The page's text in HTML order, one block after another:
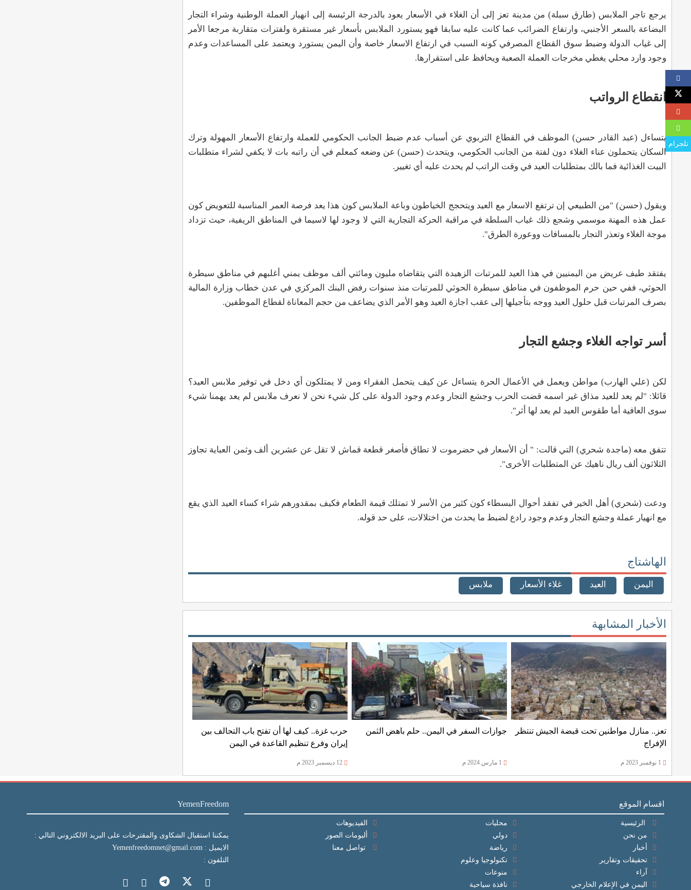
يرجع تاجر الملابس (طارق سبلة) من مدينة تعز إلى أن الغلاء في الأسعار يعود بالدرجة الرئيسة إلى انهيار العملة الوطنية وشراء التجار
البضاعة بالسعر الأجنبي، وارتفاع الضرائب عما كانت عليه سابقا فهو يستورد الملابس بأسعار غير مستقرة ولفترات متقاربة مرجعا الأمر
إلى غياب الدولة وضبط سوق القطاع المصرفي كونه السبب في ارتفاع الاسعار خاصة وأن اليمن يستورد ويعتمد على المساعدات وعدم
وجود وارد محلي يغطي مخرجات العملة الصعبة ويحافظ على استقرارها.
انقطاع الرواتب
يتساءل (عبد القادر حسن) الموظف في القطاع التربوي عن أسباب عدم ضبط الجانب الحكومي للعملة وارتفاع الأسعار المهولة وترك
السكان يتحملون عناء الغلاء دون لفتة من الجانب الحكومي، ويتحدث (حسن) عن وضعه كمعلم في أن راتبه بات لا يكفي لشراء متطلبات
البيت الغذائية فما بالك بمتطلبات العيد في وقت الراتب لم يحدث عليه أي تغيير.
ويقول (حسن) "من الطبيعي إن ترتفع الاسعار مع العيد ويتحجج الخياطون وباعة الملابس كون هذا يعد فرصة العمر المناسبة للتعويض كون
عمل هذه المهنة موسمي وشجع ذلك غياب السلطة في مراقبة الحركة التجارية التي لا وجود لها لاسيما في المناطق الريفية، حيث تزداد
موجة الغلاء وتعذر التجار بالمسافات ووعورة الطرق".
يفتقد طيف عريض من اليمنيين في هذا العيد للمرتبات الزهيدة التي يتقاضاه مليون ومائتي ألف موظف يمني أغلبهم في مناطق سيطرة
الحوثي، ففي حين حرم الموظفون في مناطق سيطرة الحوثي للمرتبات منذ سنوات رفض البنك المركزي في عدن خطاب وزارة المالية
بصرف المرتبات قبل حلول العيد ووجه بتأجيلها إلى عقب اجازة العيد وهو الأمر الذي يضاعف من حجم المعاناة لقطاع الموظفين.
أسر تواجه الغلاء وجشع التجار
لكن (علي الهارب) مواطن ويعمل في الأعمال الحرة يتساءل عن كيف يتحمل الفقراء ومن لا يمتلكون أي دخل في توفير ملابس العيد؟
قائلا: "لم يعد للعيد مذاق غير اسمه قضت الحرب وجشع التجار وعدم وجود الدولة على كل شيء نحن لا نعرف ملابس لم يعد يهمنا شيء
سوى العافية أما طقوس العيد لم يعد لها أثر".
تتفق معه (ماجدة شحري) التي قالت: " أن الأسعار في حضرموت لا تطاق فأصغر قطعة قماش لا تقل عن عشرين ألف وثمن العباية تجاوز
الثلاثون ألف ريال ناهيك عن المتطلبات الأخرى".
ودعت (شحري) أهل الخير في تفقد أحوال البسطاء كون كثير من الأسر لا تمتلك قيمة الطعام فكيف بمقدورهم شراء كساء العيد الذي يقع
مع انهيار عملة وجشع التجار وعدم وجود رادع لضبط ما يحدث من اختلالات، على حد قوله.
الهاشتاج
اليمن العيد غلاء الأسعار ملابس
الأخبار المشابهة
تعز.. منازل مواطنين تحت قبضة الجيش تنتظر
الإفراج
جوازات السفر في اليمن.. حلم باهض الثمن
حرب غزة.. كيف لها أن تفتح باب التحالف بين
إيران وفرع تنظيم القاعدة في اليمن
12 ديسمبر 2023 م
تلجرام
اقسام الموقع
الرئيسية
من نحن
أخبار
تحقيقات وتقارير
آراء
اليمن في الإعلام الخارجي
محليات
دولي
رياضة
تكنولوجيا وعلوم
منوعات
نافذة سياحية
الفيديوهات
ألبومات الصور
تواصل معنا
YemenFreedom
يمكننا استقبال الشكاوى والمقترحات على البريد الالكتروني التالي :
الايميل : Yemenfreedomnet@gmail.com
التلفون :